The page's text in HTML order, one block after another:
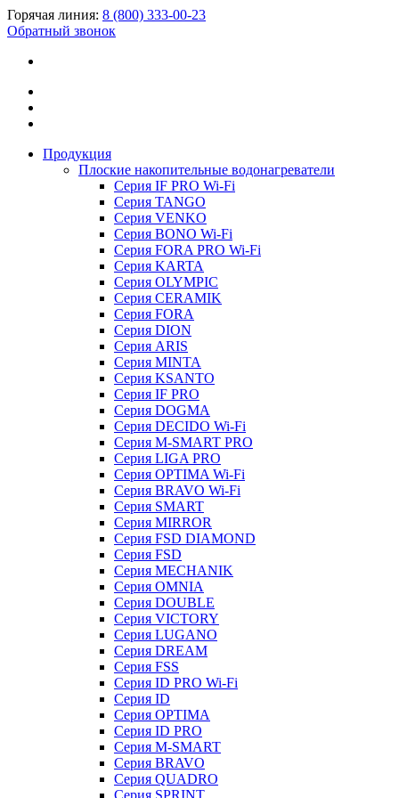
Горячая линия: 8 (800) 333-00-23
Обратный звонок
Продукция
Плоские накопительные водонагреватели
Серия IF PRO Wi-Fi
Серия TANGO
Серия VENKO
Серия BONO Wi-Fi
Серия FORA PRO Wi-Fi
Серия KARTA
Серия OLYMPIC
Серия CERAMIK
Серия FORA
Серия DION
Серия ARIS
Серия MINTA
Серия KSANTO
Серия IF PRO
Серия DOGMA
Серия DECIDO Wi-Fi
Серия M-SMART PRO
Серия LIGA PRO
Серия OPTIMA Wi-Fi
Серия BRAVO Wi-Fi
Серия SMART
Серия MIRROR
Серия FSD DIAMOND
Серия FSD
Серия MECHANIK
Серия OMNIA
Серия DOUBLE
Серия VICTORY
Серия LUGANO
Серия DREAM
Серия FSS
Серия ID PRO Wi-Fi
Серия ID
Серия OPTIMA
Серия ID PRO
Серия M-SMART
Серия BRAVO
Серия QUADRO
Серия SPRINT